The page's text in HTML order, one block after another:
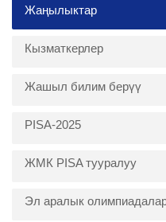
Жаңылыктар
Кызматкерлер
Жашыл билим берүү
PISA-2025
ЖМК PISA тууралуу
Эл аралык